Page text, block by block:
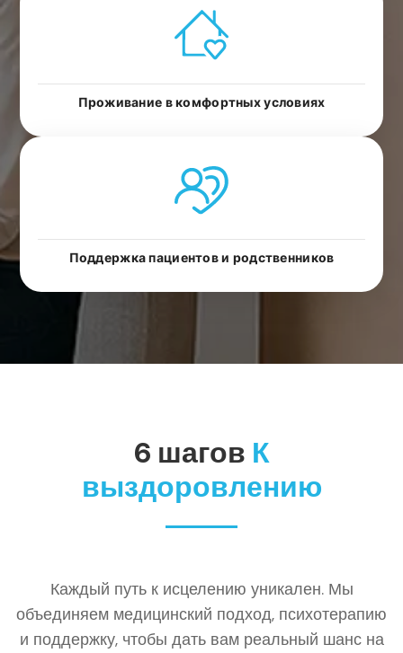
Проживание в комфортных условиях
Поддержка пациентов и родственников
6 шагов К
выздоровлению
Каждый путь к исцелению уникален. Мы
объединяем медицинский подход, психотерапию
и поддержку, чтобы дать вам реальный шанс на